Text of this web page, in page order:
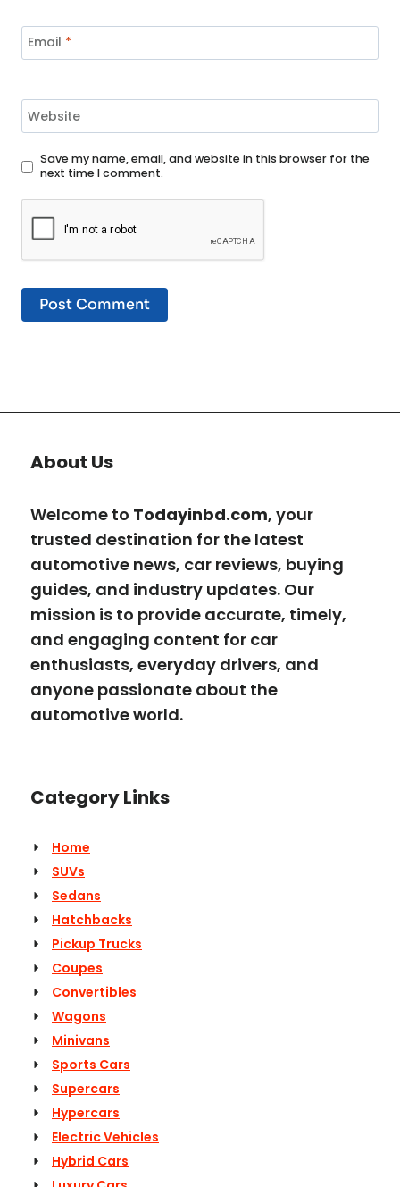
Email *
Website
Save my name, email, and website in this browser for the
next time I comment.
About Us
Welcome to Todayinbd.com, your
trusted destination for the latest
automotive news, car reviews, buying
guides, and industry updates. Our
mission is to provide accurate, timely,
and engaging content for car
enthusiasts, everyday drivers, and
anyone passionate about the
automotive world.
Category Links
Home
SUVs
Sedans
Hatchbacks
Pickup Trucks
Coupes
Convertibles
Wagons
Minivans
Sports Cars
Supercars
Hypercars
Electric Vehicles
Hybrid Cars